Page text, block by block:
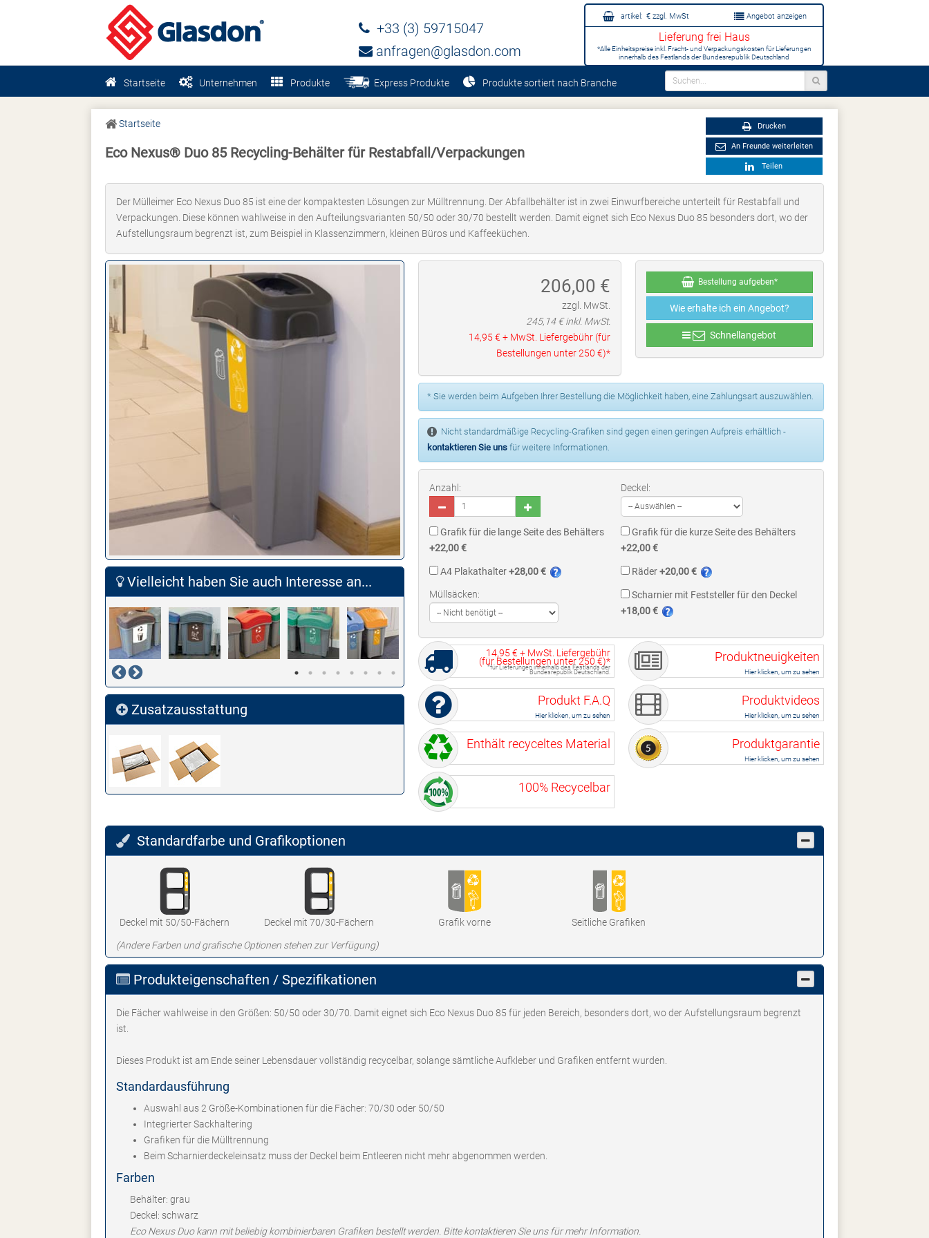
artikel: € zzgl. MwSt Angebot anzeigen
Lieferung frei Haus
*Alle Einheitspreise inkl. Fracht- und Verpackungskosten für Lieferungen
innerhalb des Festlands der Bundesrepublik Deutschland
+33 (3) 59715047
anfragen@glasdon.com
Startseite Unternehmen Produkte Express Produkte Produkte sortiert nach Branche
Startseite
Eco Nexus® Duo 85 Recycling-Behälter für Restabfall/Verpackungen
Drucken
An Freunde weiterleiten
Teilen
Der Mülleimer Eco Nexus Duo 85 ist eine der kompaktesten Lösungen zur Mülltrennung. Der Abfallbehälter ist in zwei Einwurfbereiche unterteilt für Restabfall und
Verpackungen. Diese können wahlweise in den Aufteilungsvarianten 50/50 oder 30/70 bestellt werden. Damit eignet sich Eco Nexus Duo 85 besonders dort, wo der
Aufstellungsraum begrenzt ist, zum Beispiel in Klassenzimmern, kleinen Büros und Kaffeeküchen.
Vielleicht haben Sie auch Interesse an...
Zusatzausstattung
206,00 €
zzgl. MwSt.
245,14€ inkl. MwSt.
14,95 € + MwSt. Liefergebühr (für
Bestellungen unter250 €)*
Bestellung aufgeben*
Wie erhalte ich ein Angebot?
Schnellangebot
* Sie werden beim Aufgeben Ihrer Bestellung die Möglichkeit haben, eine Zahlungsart auszuwählen.
Nicht standardmäßige Recycling-Grafiken sind gegen einen geringen Aufpreis erhältlich -
kontaktieren Sie uns für weitere Informationen.
Anzahl: Deckel:
Grafik für die lange Seite des Behälters
+22,00 €
Grafik für die kurze Seite des Behälters
+22,00 €
A4 Plakathalter+28,00 € Räder+20,00 €
Müllsäcken:
Scharnier mit Feststeller für den Deckel
+18,00 €
14,95 € + MwSt. Liefergebühr
(für Bestellungen unter250 €)*
*für Lieferungen innerhalb des Festlands der
Bundesrepublik Deutschland.
Produktneuigkeiten
Hier klicken, um zu sehen
Produkt F.A.Q
Hier klicken, um zu sehen
Produktvideos
Hier klicken, um zu sehen
Enthält recyceltes Material Produktgarantie
Hier klicken, um zu sehen
100% Recycelbar
Standardfarbe und Grafikoptionen
Deckel mit 50/50-Fächern Deckel mit 70/30-Fächern Grafik vorne Seitliche Grafiken
(Andere Farben und grafische Optionen stehen zur Verfügung)
Produkteigenschaften / Spezifikationen
Die Fächer wahlweise in den Größen: 50/50 oder 30/70. Damit eignet sich Eco Nexus Duo 85 für jeden Bereich, besonders dort, wo der Aufstellungsraum begrenzt
ist.
Dieses Produkt ist am Ende seiner Lebensdauer vollständig recycelbar, solange sämtliche Aufkleber und Grafiken entfernt wurden.
Standardausführung
Auswahl aus 2 Größe-Kombinationen für die Fächer: 70/30 oder 50/50
Integrierter Sackhaltering
Grafiken für die Mülltrennung
Beim Scharnierdeckeleinsatz muss der Deckel beim Entleeren nicht mehr abgenommen werden.
Farben
Behälter: grau
Deckel: schwarz
Eco Nexus Duo kann mit beliebig kombinierbaren Grafiken bestellt werden. Bitte kontaktieren Sie uns für mehr Information.